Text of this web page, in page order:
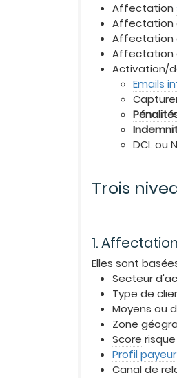
Affectation
Affectation
Affectation
Affectation
Activation/
Emails
DCL ou
Trois
1.
Elles sont
Secteur
Type de
Moyens ou
Zone
Score
Profil payeur
Canal de